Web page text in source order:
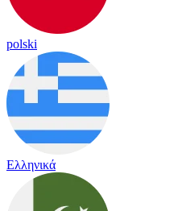
polski
Ελληνικά